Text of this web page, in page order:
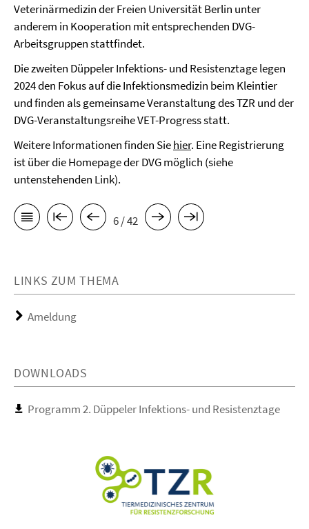
Veterinärmedizin der Freien Universität Berlin unter
anderem in Kooperation mit entsprechenden DVG-
Arbeitsgruppen stattfindet.
Die zweiten Düppeler Infektions- und Resistenztage legen
2024 den Fokus auf die Infektionsmedizin beim Kleintier
und finden als gemeinsame Veranstaltung des TZR und der
DVG-Veranstaltungsreihe VET-Progress statt.
Weitere Informationen finden Siehier. Eine Registrierung
ist über die Homepage der DVG möglich (siehe
untenstehenden Link).
6 / 42
LINKS ZUM THEMA
Ameldung
DOWNLOADS
Programm 2. Düppeler Infektions- und Resistenztage